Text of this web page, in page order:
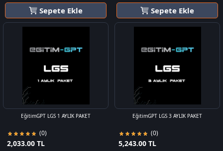
Sepete Ekle Sepete Ekle
EğitimGPT LGS 1 AYLIK PAKET
(0)
2,033.00 TL
EğitimGPT LGS 3 AYLIK PAKET
(0)
5,243.00 TL